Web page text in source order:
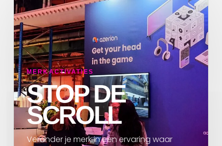
MERKACTIVATIES
STOP DE
SCROLL
Verander je merk in een ervaring waar